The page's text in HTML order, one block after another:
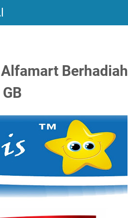
BERHADIAH
Berhadiah